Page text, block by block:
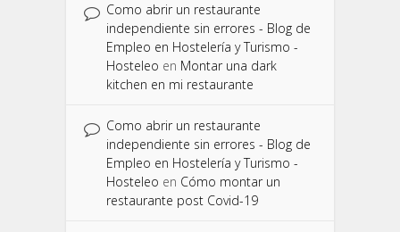
Como abrir un restaurante
independiente sin errores - Blog de
Empleo en Hostelería y Turismo -
Hosteleo en Montar una dark
kitchen en mi restaurante
Como abrir un restaurante
independiente sin errores - Blog de
Empleo en Hostelería y Turismo -
Hosteleo en Cómo montar un
restaurante post Covid-19